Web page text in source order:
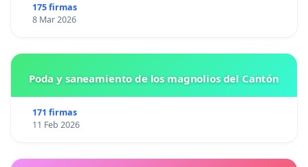
175 firmas
8 Mar 2026
Poda y saneamiento de los magnolios del Cantón
171 firmas
11 Feb 2026